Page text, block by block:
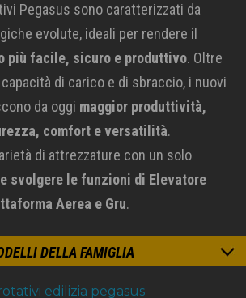
Pegasus sono caratterizzati da
evolute, ideali per rendere il
più facile, sicuro e produttivo. Oltre
di carico e di sbraccio, i nuovi
da oggi maggior produttività,
comfort e versatilità.
di attrezzature con un solo
svolgere le funzioni di Elevatore
Aerea e Gru.
DELLA FAMIGLIA